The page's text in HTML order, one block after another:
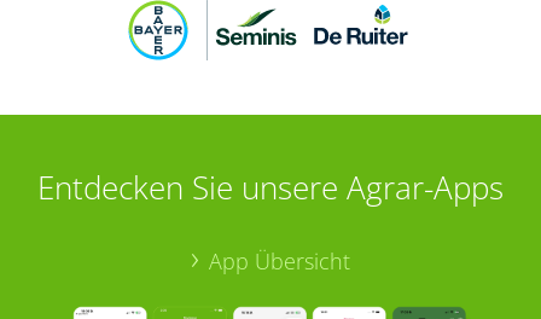
Entdecken Sie unsere Agrar-Apps
App Übersicht